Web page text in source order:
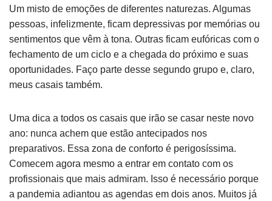
Um misto de emoções de diferentes naturezas. Algumas
pessoas, infelizmente, ficam depressivas por memórias ou
sentimentos que vêm à tona. Outras ficam eufóricas com o
fechamento de um ciclo e a chegada do próximo e suas
oportunidades. Faço parte desse segundo grupo e, claro,
meus casais também.
Uma dica a todos os casais que irão se casar neste novo
ano: nunca achem que estão antecipados nos
preparativos. Essa zona de conforto é perigosíssima.
Comecem agora mesmo a entrar em contato com os
profissionais que mais admiram. Isso é necessário porque
a pandemia adiantou as agendas em dois anos. Muitos já